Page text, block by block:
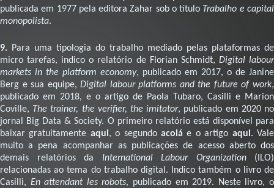
publicada em 1977 pela editora Zahar sob o título Trabalho e capital
monopolista.
9. Para uma tipologia do trabalho mediado pelas plataformas de
micro tarefas, indico o relatório de Florian Schmidt, Digital labour
markets in the platform economy, publicado em 2017, o de Janine
Berg e sua equipe,Digital labour platforms and the future of work,
publicado em 2018, e o artigo de Paola Tubaro, Casilli e Marion
Coville, The trainer, the verifier, the imitator, publicado em 2020 no
jornal Big Data & Society. O primeiro relatório está disponível para
baixar gratuitamente aqui, o segundoacolá e o artigo aqui. Vale
muito a pena acompanhar as publicações de acesso aberto dos
demais relatórios da International Labour Organization(ILO)
relacionadas ao tema do trabalho digital. Indico também o livro de
Casilli, En attendant les robots, publicado em 2019. Neste livro, o